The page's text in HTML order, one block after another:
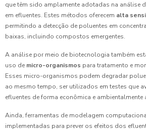
que têm sido amplamente adotadas na análise
em efluentes. Estes métodos oferecem alta
permitindo a detecção de poluentes em
baixas, incluindo compostos emergentes.
A análise por meio de biotecnologia também
uso de micro-organismos para tratamento e
Esses micro-organismos podem degradar
ao mesmo tempo, ser utilizados em testes que
efluentes de forma econômica e ambientalmente
Ainda, ferramentas de modelagem
implementadas para prever os efeitos dos